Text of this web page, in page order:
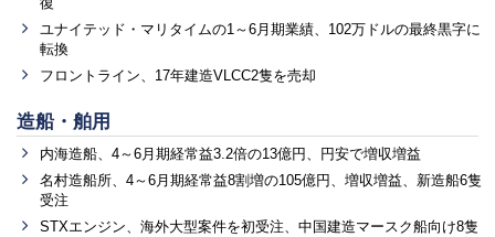
ユナイテッド・マリタイムの1～6月期業績、102万ドルの最終黒字に
転換
フロントライン、17年建造VLCC2隻を売却
造船・舶用
内海造船、4～6月期経常益3.2倍の13億円、円安で増収増益
名村造船所、4～6月期経常益8割増の105億円、増収増益、新造船6隻
受注
STXエンジン、海外大型案件を初受注、中国建造マースク船向け8隻